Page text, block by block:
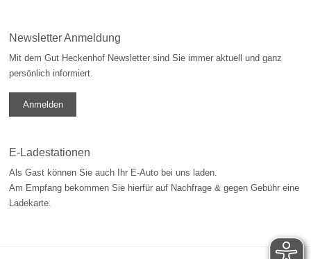
Newsletter Anmeldung
Mit dem Gut Heckenhof Newsletter sind Sie immer aktuell und ganz
persönlich informiert.
Anmelden
E-Ladestationen
Als Gast können Sie auch Ihr E-Auto bei uns laden.
Am Empfang bekommen Sie hierfür auf Nachfrage & gegen Gebühr eine
Ladekarte.